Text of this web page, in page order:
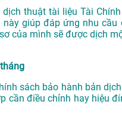
thuật tài liệu Tài
giúp đáp ứng nhu
của mình sẽ được dịch
sách bảo hành bản
cần điều chỉnh hay hiệu